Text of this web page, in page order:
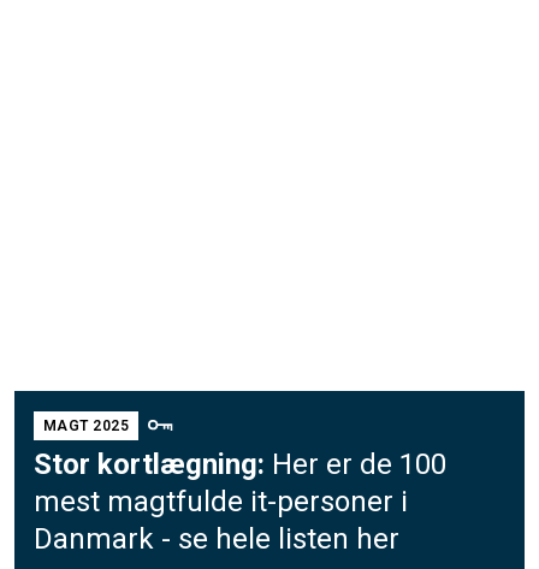
MAGT 2025
Stor kortlægning: Her er de 100
mest magtfulde it-personer i
Danmark - se hele listen her